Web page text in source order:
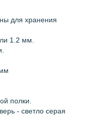
для хранения
1.2 мм.
полки.
- светло серая